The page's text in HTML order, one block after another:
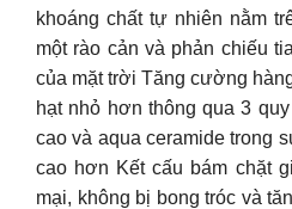
khoáng chất tự nhiên nằm
một rào cản và phản chiếu
của mặt trời Tăng cường
hạt nhỏ hơn thông qua 3
cao và aqua ceramide trong
cao hơn Kết cấu bám chặt
mại, không bị bong tróc và